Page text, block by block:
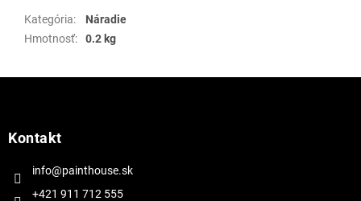
Kategória:
Náradie
Hmotnosť: 0.2 kg
Kontakt
info@painthouse.sk
+421 911 712 555